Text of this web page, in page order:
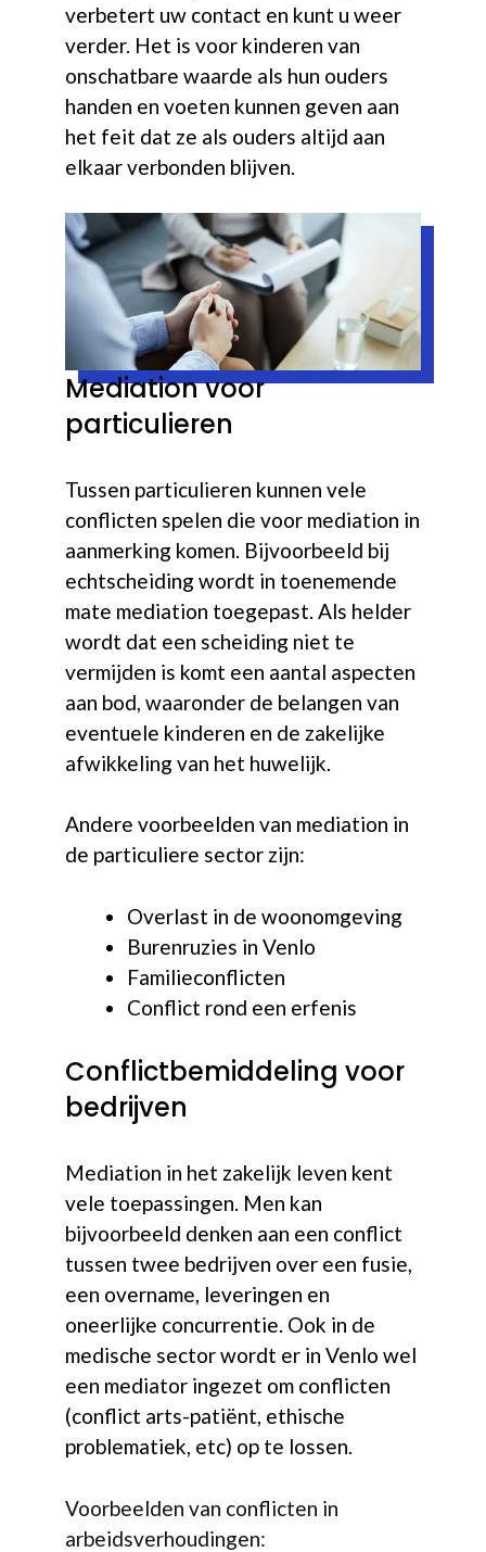
verbetert uw contact en kunt u weer
verder. Het is voor kinderen van
onschatbare waarde als hun ouders
handen en voeten kunnen geven aan
het feit dat ze als ouders altijd aan
elkaar verbonden blijven.
Mediation voor
particulieren
Tussen particulieren kunnen vele
conflicten spelen die voor mediation in
aanmerking komen. Bijvoorbeeld bij
echtscheiding wordt in toenemende
mate mediation toegepast. Als helder
wordt dat een scheiding niet te
vermijden is komt een aantal aspecten
aan bod, waaronder de belangen van
eventuele kinderen en de zakelijke
afwikkeling van het huwelijk.
Andere voorbeelden van mediation in
de particuliere sector zijn:
Overlast in de woonomgeving
Burenruzies in Venlo
Familieconflicten
Conflict rond een erfenis
Conflictbemiddeling voor
bedrijven
Mediation in het zakelijk leven kent
vele toepassingen. Men kan
bijvoorbeeld denken aan een conflict
tussen twee bedrijven over een fusie,
een overname, leveringen en
oneerlijke concurrentie. Ook in de
medische sector wordt er in Venlo wel
een mediator ingezet om conflicten
(conflict arts-patiënt, ethische
problematiek, etc) op te lossen.
Voorbeelden van conflicten in
arbeidsverhoudingen: